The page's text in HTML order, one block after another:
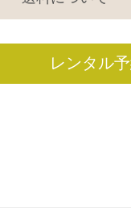
レンタル